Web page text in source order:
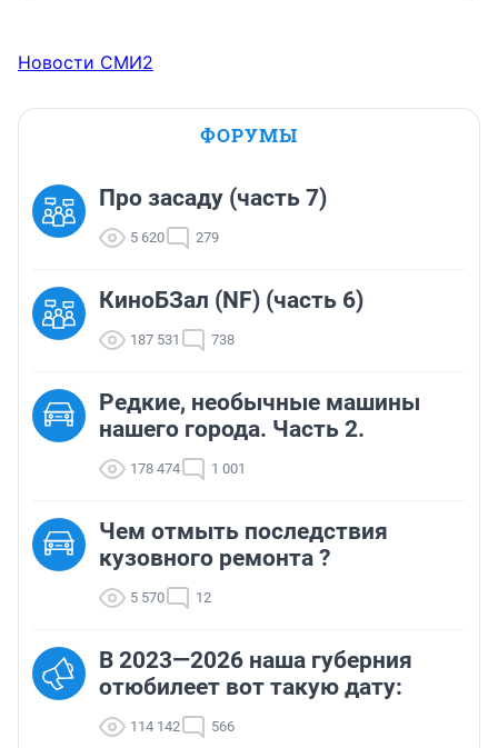
Новости СМИ2
ФОРУМЫ
Про засаду (часть 7)
5 620 279
КиноБЗал (NF) (часть 6)
187 531 738
Редкие, необычные машины
нашего города. Часть 2.
178 474 1 001
Чем отмыть последствия
кузовного ремонта ?
5 570 12
В 2023—2026 наша губерния
отюбилеет вот такую дату:
114 142 566